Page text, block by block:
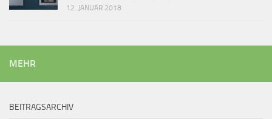
12. JANUAR 2018
MEHR
BEITRAGSARCHIV